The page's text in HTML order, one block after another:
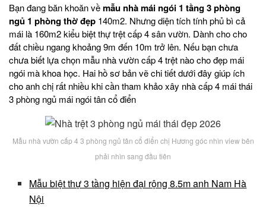
Bạn đang băn khoăn vềmẫu nhà mái ngói 1 tầng 3 phòng
ngủ 1 phòng thờ đẹp 140m2. Nhưng diện tích tính phủ bì cả
mái là 160m2 kiểu biệt thự trệt cấp 4 sân vườn. Dành cho cho
đất chiều ngang khoảng 9m đến 10m trở lên. Nếu bạn chưa
chưa biết lựa chọn mẫu nhà vườn cấp 4 trệt nào cho đẹp mái
ngói mà khoa học. Hai hồ sơ bản vẽ chi tiết dưới đây giúp ích
cho anh chị rất nhiều khi cần tham khảo xây nhà cấp 4 mái thái
3 phòng ngủ mái ngói tân cổ điển
Mẫu nhà vườn cấp 4 3 phòng ngủ tân cổ điển chị Hương góc nhìn view bên
phải nhìn sang đầu tiên
Mẫu biệt thự 3 tầng hiện đại rộng 8.5m anh Nam Hà
Nội